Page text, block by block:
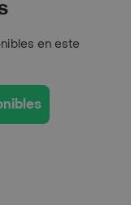
en este